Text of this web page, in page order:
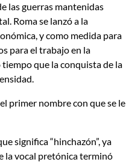
las guerras mantenidas
Roma se lanzó a la
y como medida para
para el trabajo en la
que la conquista de la
primer nombre con que se le
significa “hinchazón”, ya
la vocal pretónica terminó